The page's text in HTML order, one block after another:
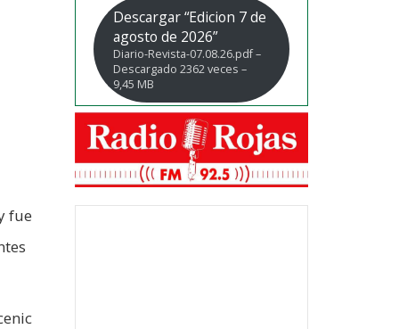
fue
Descargar “Edicion 7 de
agosto de 2026”
Diario-Revista-07.08.26.pdf –
Descargado 2362 veces –
9,45 MB